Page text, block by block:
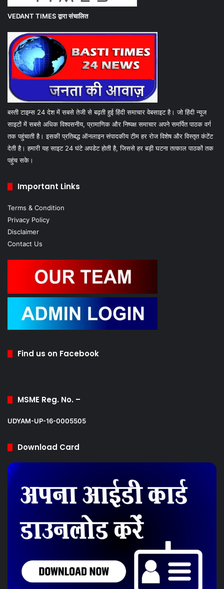
VEDANT TIMES द्वारा संचालित
बस्ती टाइम्स 24 देश में सबसे तेजी से बढ़ती हुई हिंदी समाचार वेबसाइट है। जो हिंदी न्यूज
साइटों में सबसे अधिक विश्वसनीय, प्रामाणिक और निष्पक्ष समाचार अपने समर्पित पाठक वर्ग
तक पहुंचाती है। इसकी प्रतिबद्ध ऑनलाइन संपादकीय टीम हर रोज विशेष और विस्तृत कंटेंट
देती है। हमारी यह साइट 24 घंटे अपडेट होती है, जिससे हर बड़ी घटना तत्काल पाठकों तक
पहुंच सके।
Important Links
Terms & Condition
Privacy Policy
Disclaimer
Contact Us
Find us on Facebook
MSME Reg. No. –
UDYAM-UP-16-0005505
Download Card